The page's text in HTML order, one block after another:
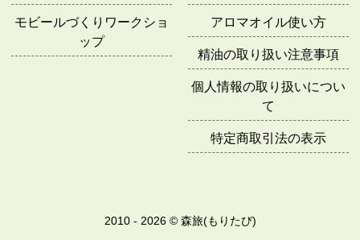
モビールづくりワークショ
ップ
アロマオイル使い方
精油の取り扱い注意事項
個人情報の取り扱いについ
て
特定商取引法の表示
2010 - 2026 © 森旅(もりたび)